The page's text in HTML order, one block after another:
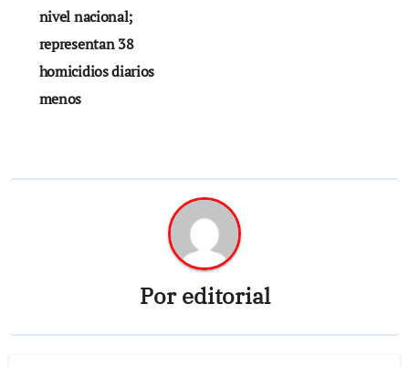
nivel nacional;
representan 38
homicidios diarios
menos
Poreditorial